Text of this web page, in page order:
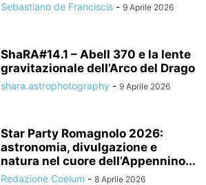
Sebastiano de Franciscis - 9 Aprile 2026
ShaRA#14.1 – Abell 370 e la lente
gravitazionale dell’Arco del Drago
shara.astrophotography - 9 Aprile 2026
Star Party Romagnolo 2026:
astronomia, divulgazione e
natura nel cuore dell’Appennino...
Redazione Coelum - 8 Aprile 2026